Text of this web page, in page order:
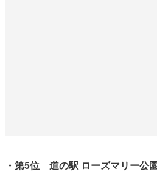
・第5位 道の駅 ローズマリー公